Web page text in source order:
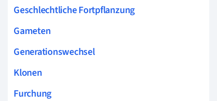
Geschlechtliche Fortpflanzung
Gameten
Generationswechsel
Klonen
Furchung